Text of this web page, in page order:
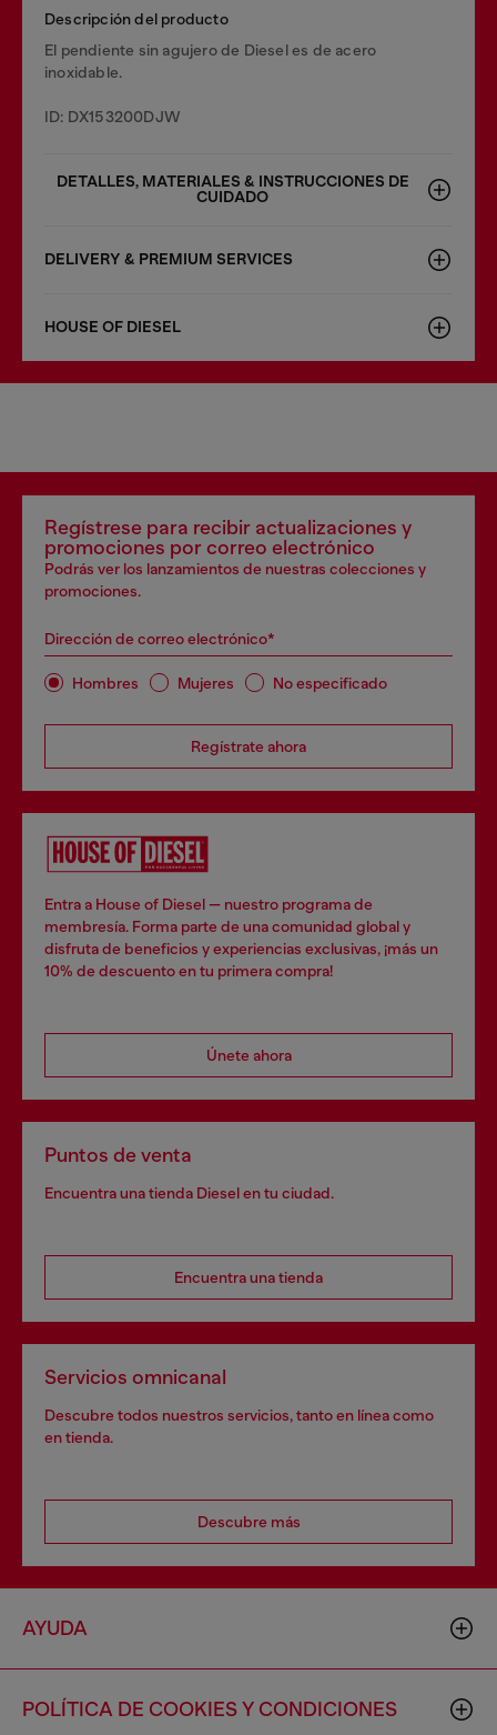
Descripción del producto
El pendiente sin agujero de Diesel es de acero
inoxidable.
ID: DX153200DJW
DETALLES, MATERIALES & INSTRUCCIONES DE
CUIDADO
DELIVERY & PREMIUM SERVICES
HOUSE OF DIESEL
Regístrese para recibir actualizaciones y
promociones por correo electrónico
Podrás ver los lanzamientos de nuestras colecciones y
promociones.
Dirección de correo electrónico*
Hombres Mujeres No especificado
Regístrate ahora
Entra a House of Diesel — nuestro programa de
membresía. Forma parte de una comunidad global y
disfruta de beneficios y experiencias exclusivas, ¡más un
10% de descuento en tu primera compra!
Únete ahora
Puntos de venta
Encuentra una tienda Diesel en tu ciudad.
Encuentra una tienda
Servicios omnicanal
Descubre todos nuestros servicios, tanto en línea como
en tienda.
Descubre más
AYUDA
POLÍTICA DE COOKIES Y CONDICIONES